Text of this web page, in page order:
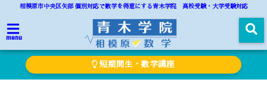
相模原市中央区矢部 個別対応で数学を得意にする青木学院 高校受験・大学受験対応
menu
短期間生・数学講座